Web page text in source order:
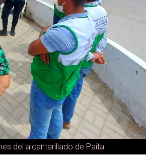
del alcantarillado de Paita